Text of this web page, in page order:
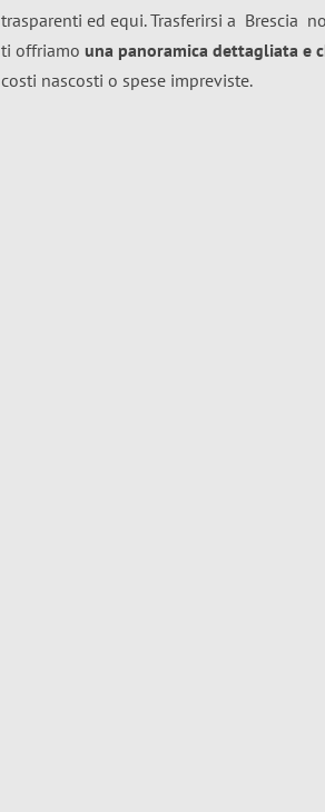
trasparenti ed equi. Trasferirsi a Brescia
ti offriamo una panoramica dettagliata e
costi nascosti o spese impreviste.